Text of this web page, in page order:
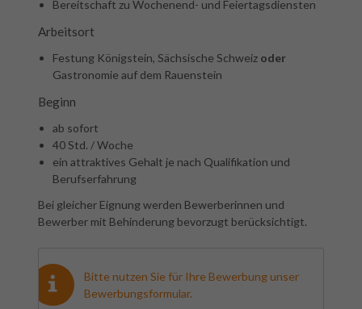
Bereitschaft zu Wochenend- und Feiertagsdiensten
Arbeitsort
Festung Königstein, Sächsische Schweiz oder
Gastronomie auf dem Rauenstein
Beginn
ab sofort
40 Std. / Woche
ein attraktives Gehalt je nach Qualifikation und
Berufserfahrung
Bei gleicher Eignung werden Bewerberinnen und
Bewerber mit Behinderung bevorzugt berücksichtigt.
Bitte nutzen Sie für Ihre Bewerbung unser
Bewerbungsformular.